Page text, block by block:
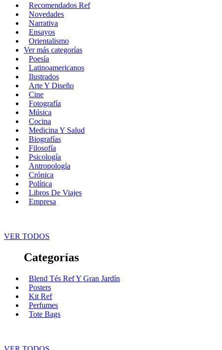
Recomendados Ref
Novedades
Narrativa
Ensayos
Orientalismo
Ver más categorías
Poesía
Latinoamericanos
Ilustrados
Arte Y Diseño
Cine
Fotografía
Música
Cocina
Medicina Y Salud
Biografías
Filosofía
Psicología
Antropología
Crónica
Política
Libros De Viajes
Empresa
VER TODOS
Categorías
Blend Tés Ref Y Gran Jardín
Posters
Kit Ref
Perfumes
Tote Bags